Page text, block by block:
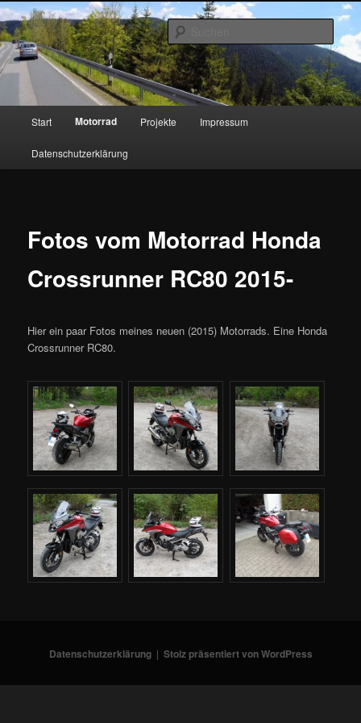
Zum
primären
Inhalt
springenwww.lewantoski.de
Start Motorrad Projekte Impressum
Datenschutzerklärung
Fotos vom Motorrad Honda
Crossrunner RC80 2015-
Hier ein paar Fotos meines neuen (2015) Motorrads. Eine Honda
Crossrunner RC80.
Datenschutzerklärung Stolz präsentiert von WordPress